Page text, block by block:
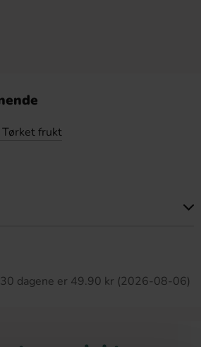
frukt
dagene er 49.90 kr (2026-08-06)